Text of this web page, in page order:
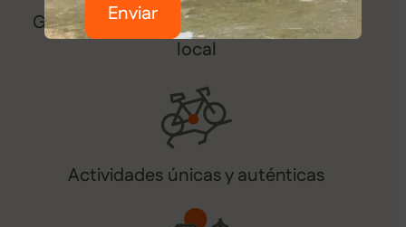
Guías expertos en el destino y la cultura
local
Actividades únicas y auténticas
Enviar